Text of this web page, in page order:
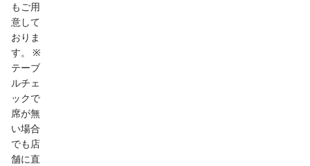
もご用
意して
おりま
す。 ※
テーブ
ルチェ
ックで
席が無
い場合
でも店
舗に直